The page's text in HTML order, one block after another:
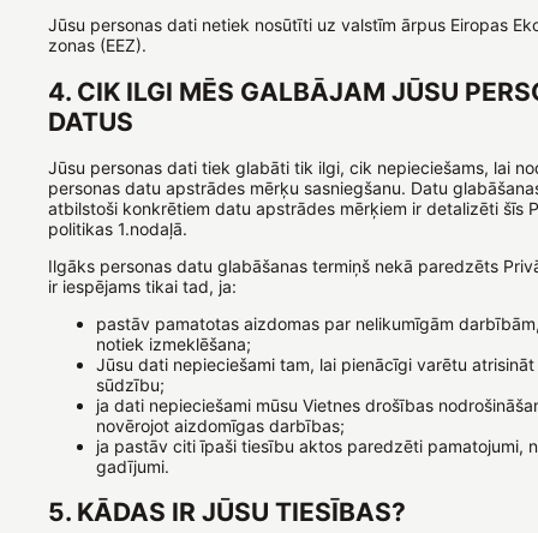
Jūsu personas dati netiek nosūtīti uz valstīm ārpus Eiropas
zonas (EEZ).
4. CIK ILGI MĒS GALBĀJAM JŪSU
DATUS
Jūsu personas dati tiek glabāti tik ilgi, cik nepieciešams, lai
personas datu apstrādes mērķu sasniegšanu. Datu
atbilstoši konkrētiem datu apstrādes mērķiem ir detalizēti šīs
politikas 1.nodaļā.
Ilgāks personas datu glabāšanas termiņš nekā paredzēts
ir iespējams tikai tad, ja:
pastāv pamatotas aizdomas par nelikumīgām
notiek izmeklēšana;
Jūsu dati nepieciešami tam, lai pienācīgi varētu
sūdzību;
ja dati nepieciešami mūsu Vietnes drošības
novērojot aizdomīgas darbības;
ja pastāv citi īpaši tiesību aktos paredzēti pamatojumi,
gadījumi.
5. KĀDAS IR JŪSU TIESĪBAS?